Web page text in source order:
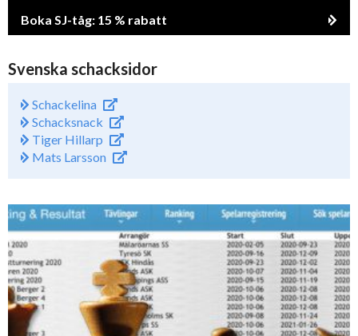
Boka SJ-tåg: 15 % rabatt
Svenska schacksidor
Schackelina
Schacksnack
Tiger Hillarp
Mats Larsson